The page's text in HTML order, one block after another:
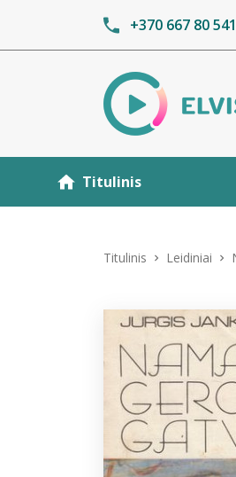
+370 667 80 541
Titulinis
Titulinis Leidiniai